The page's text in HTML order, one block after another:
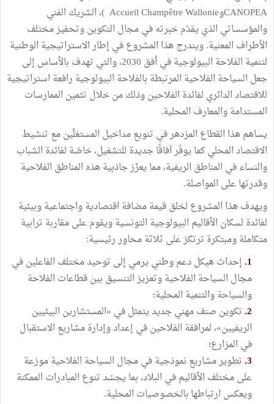
CANOPEAوAccueil Champêtre Wallonie )، الشريك الفني
والمؤسساتي الذي يقدّم خبرته في مجال التكوين وتحفيز مختلف
الأطراف المعنية. ويندرج هذا المشروع في إطار الاستراتيجية الوطنية
لتنمية الفلاحة البيولوجية في أفق 2030، والتي تهدف بالأساس إلى
جعل السياحة الفلاحية المرتبطة بالفلاحة البيولوجية رافعة استراتيجية
للاقتصاد الدائري لفائدة الفلاحين وذلك من خلال تثمين الممارسات
المستدامة والمعارف المحلية.
يساهم هذا القطاع المزدهر في تنويع مداخيل المستغلّين مع تنشيط
الاقتصاد المحلي كما يوفّر آفاقًا جديدة للتشغيل، خاصّة لفائدة الشباب
والنساء في المناطق الريفية، مما يعزّز جاذبية هذه المناطق الفلاحية
وقدرتها على المواصلة.
ويهدف هذا المشروع لخلق قيمة مضافة اقتصادية واجتماعية وبيئية
لفائدة لسكان الأقاليم البيولوجية التونسية ويقوم على مقاربة ترابية
متكاملة ومبتكرة ترتكز على ثلاثة محاور رئيسية:
1. إحداث هيكل دعم وطني يرمي إلى توحيد مختلف الفاعلين في
مجال السياحة الفلاحية وتعزيز التنسيق بين قطاعات الفلاحة
والسياحة والتنمية المحلية؛
2. تكوين صنف مهني جديد يتمثل في «المستشارين البيئيين
الريفيين»، لمرافقة الفلاحين في إعداد وإدارة مشاريع الاستقبال
في المزارع؛
3. تطوير مشاريع نموذجية في مجال السياحة الفلاحية موزعة
على مختلف الأقاليم في البلاد، بما يجسّد تنوع المبادرات الممكنة
ويعكس ارتباطها بالخصوصيات المحلية.